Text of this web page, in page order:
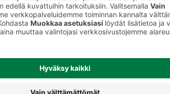
Lautasliinat ja servetit